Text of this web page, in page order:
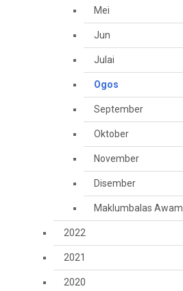
Mei
Jun
Julai
Ogos
September
Oktober
November
Disember
Maklumbalas Awam
2022
2021
2020